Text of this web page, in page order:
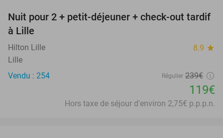
50%
Nuit pour 2 + petit-déjeuner + check-out tardif
à Lille
Hilton Lille 8.9 star
Lille
Vendu : 254
Régulier 239€
119€
Hors taxe de séjour d'environ 2,75€ p.p.p.n.